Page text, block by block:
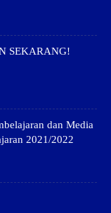
SEKARANG!
dan Media
2021/2022